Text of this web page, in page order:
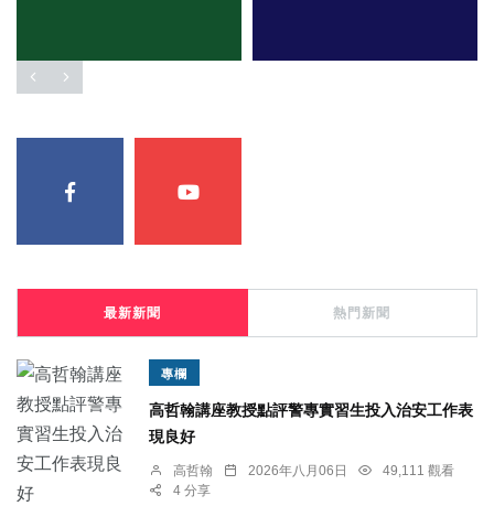
最新新聞 熱門新聞
專欄
高哲翰講座教授點評警專實習生投入治安工作表
現良好
高哲翰 2026年八月06日
49,111 觀看
4 分享